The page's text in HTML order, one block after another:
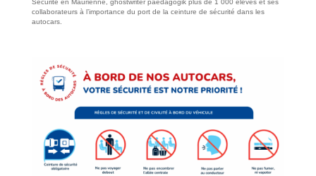
Sécurité en Maurienne, ghostwriter paedagogikplus de 1 000 élèves et ses
collaborateurs à l’importance du port de la ceinture de sécurité dans les
autocars.